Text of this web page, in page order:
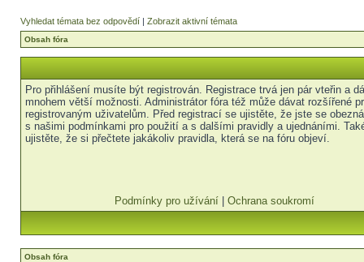
Vyhledat témata bez odpovědí | Zobrazit aktivní témata
Obsah fóra
Pro přihlášení musíte být registrován. Registrace trvá jen pár vteřin a
mnohem větší možnosti. Administrátor fóra též může dávat rozšířené
registrovaným uživatelům. Před registrací se ujistěte, že jste se
s našimi podmínkami pro použití a s dalšími pravidly a ujednáními.
ujistěte, že si přečtete jakákoliv pravidla, která se na fóru objeví.
Podmínky pro užívání Ochrana soukromí
Obsah fóra